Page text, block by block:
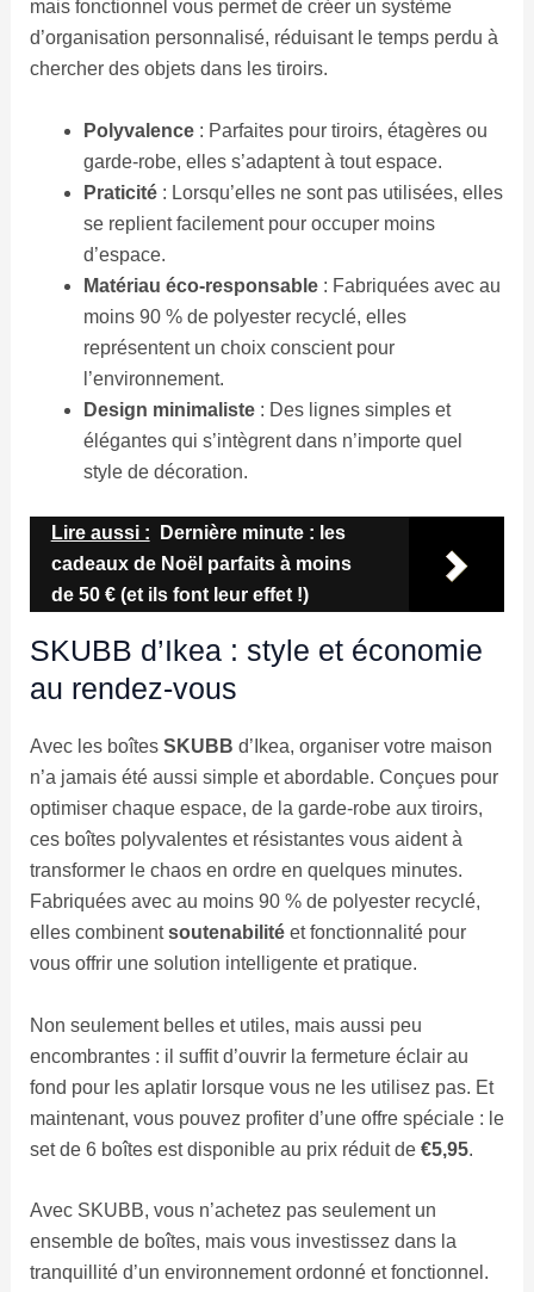
mais fonctionnel vous permet de créer un système
d’organisation personnalisé, réduisant le temps perdu à
chercher des objets dans les tiroirs.
Polyvalence: Parfaites pour tiroirs, étagères ou
garde-robe, elles s’adaptent à tout espace.
Praticité: Lorsqu’elles ne sont pas utilisées, elles
se replient facilement pour occuper moins
d’espace.
Matériau éco-responsable: Fabriquées avec au
moins 90 % de polyester recyclé, elles
représentent un choix conscient pour
l’environnement.
Design minimaliste: Des lignes simples et
élégantes qui s’intègrent dans n’importe quel
style de décoration.
Lire aussi :
Dernière minute : les
cadeaux de Noël parfaits à moins
de 50 € (et ils font leur effet !)
SKUBB d’Ikea : style et économie
au rendez-vous
Avec les boîtes SKUBB d’Ikea, organiser votre maison
n’a jamais été aussi simple et abordable. Conçues pour
optimiser chaque espace, de la garde-robe aux tiroirs,
ces boîtes polyvalentes et résistantes vous aident à
transformer le chaos en ordre en quelques minutes.
Fabriquées avec au moins 90 % de polyester recyclé,
elles combinentsoutenabilitéet fonctionnalité pour
vous offrir une solution intelligente et pratique.
Non seulement belles et utiles, mais aussi peu
encombrantes : il suffit d’ouvrir la fermeture éclair au
fond pour les aplatir lorsque vous ne les utilisez pas. Et
maintenant, vous pouvez profiter d’une offre spéciale : le
set de 6 boîtes est disponible au prix réduit de €5,95.
Avec SKUBB, vous n’achetez pas seulement un
ensemble de boîtes, mais vous investissez dans la
tranquillité d’un environnement ordonné et fonctionnel.